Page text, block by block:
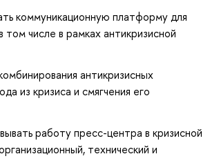
коммуникационную платформу для
том числе в рамках антикризисной
антикризисных
из кризиса и смягчения его
работу пресс-центра в кризисной
технический и